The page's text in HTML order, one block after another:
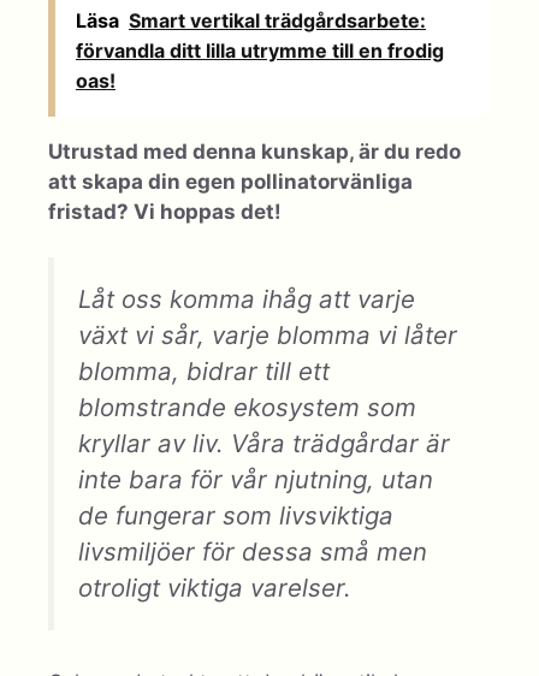
Läsa Smart vertikal trädgårdsarbete:
förvandla ditt lilla utrymme till en frodig
oas!
Utrustad med denna kunskap, är du redo
att skapa din egen pollinatorvänliga
fristad? Vi hoppas det!
Låt oss komma ihåg att varje
växt vi sår, varje blomma vi låter
blomma, bidrar till ett
blomstrande ekosystem som
kryllar av liv. Våra trädgårdar är
inte bara för vår njutning, utan
de fungerar som livsviktiga
livsmiljöer för dessa små men
otroligt viktiga varelser.